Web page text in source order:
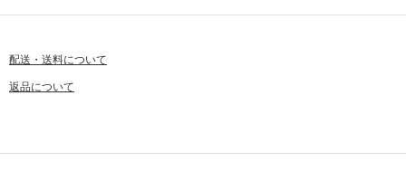
配送・送料について
返品について